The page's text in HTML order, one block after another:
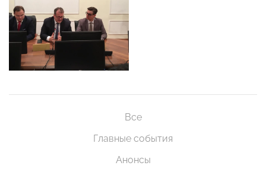
Все
Главные события
Анонсы